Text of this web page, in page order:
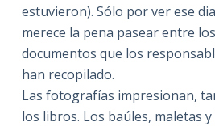
estuvieron). Sólo por ver ese
merece la pena pasear entre
documentos que los
han recopilado.
Las fotografías impresionan,
los libros. Los baúles, maletas